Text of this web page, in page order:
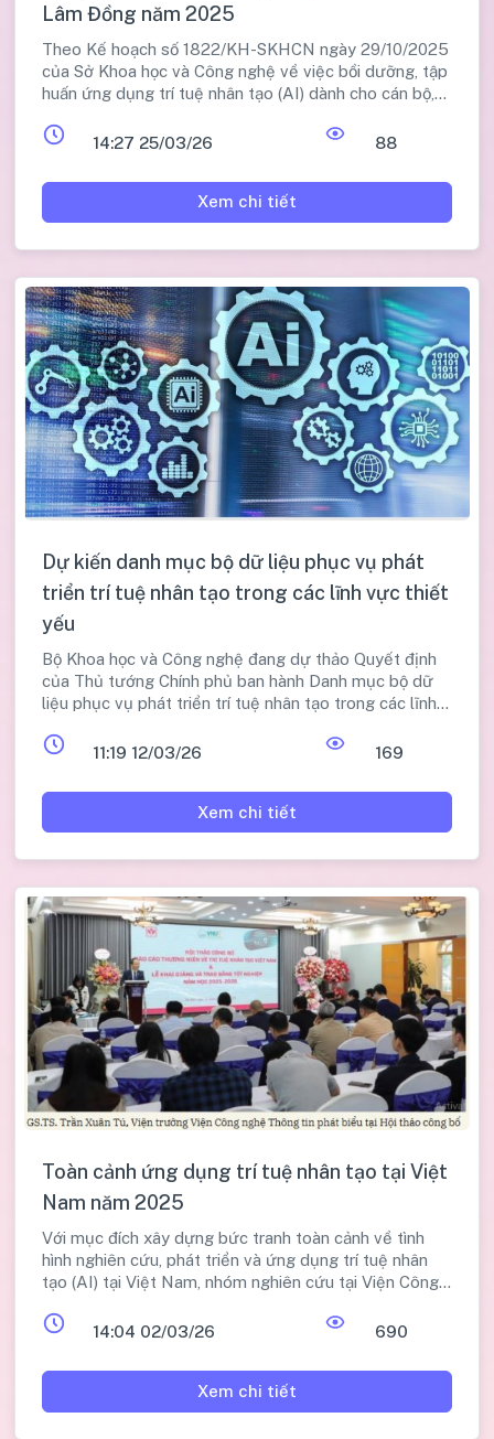
Lâm Đồng năm 2025
Theo Kế hoạch số 1822/KH-SKHCN ngày 29/10/2025
của Sở Khoa học và Công nghệ về việc bồi dưỡng, tập
huấn ứng dụng trí tuệ nhân tạo (AI) dành cho cán bộ,
14:27 25/03/26
88
Xem chi tiết
Dự kiến danh mục bộ dữ liệu phục vụ phát
triển trí tuệ nhân tạo trong các lĩnh vực thiết
yếu
Bộ Khoa học và Công nghệ đang dự thảo Quyết định
của Thủ tướng Chính phủ ban hành Danh mục bộ dữ
liệu phục vụ phát triển trí tuệ nhân tạo trong các lĩnh
11:19 12/03/26
169
Xem chi tiết
Toàn cảnh ứng dụng trí tuệ nhân tạo tại Việt
Nam năm 2025
Với mục đích xây dựng bức tranh toàn cảnh về tình
hình nghiên cứu, phát triển và ứng dụng trí tuệ nhân
tạo (AI) tại Việt Nam, nhóm nghiên cứu tại Viện Công
Báo cáo thường niên về AI Việt Nam 2025. Trong đó,
mạnh nghiên cứu, phát triển và ứng dụng AI tại Việt
Nam. Bài viết khái quát những nội dung trong báo cáo
này.
14:04 02/03/26 690
Xem chi tiết